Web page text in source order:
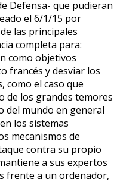
Defensa- que pudieran
el 6/1/15 por
las principales
completa para:
como objetivos
francés y desviar los
como el caso que
de los grandes temores
del mundo en general
los sistemas
mecanismos de
contra su propio
a sus expertos
frente a un ordenador,